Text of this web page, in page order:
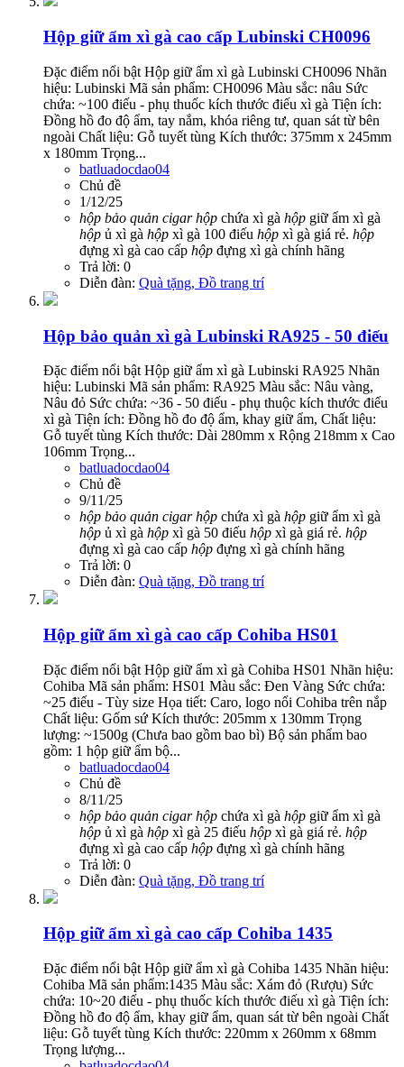
Hộp giữ ẩm xì gà cao cấp Lubinski CH0096
Đặc điểm nổi bật Hộp giữ ẩm xì gà Lubinski CH0096 Nhãn
hiệu: Lubinski Mã sản phẩm: CH0096 Màu sắc: nâu Sức
chứa: ~100 điếu - phụ thuốc kích thước điếu xì gà Tiện ích:
Đồng hồ đo độ ẩm, tay nắm, khóa riêng tư, quan sát từ bên
ngoài Chất liệu: Gỗ tuyết tùng Kích thước: 375mm x 245mm
x 180mm Trọng...
batluadocdao04
Chủ đề
1/12/25
hộp bảo quản cigar hộp chứa xì gà hộp giữ ẩm xì gà
hộp ủ xì gà hộp xì gà 100 điếu hộp xì gà giá rẻ. hộp
đựng xì gà cao cấp hộp đựng xì gà chính hãng
Trả lời: 0
Diễn đàn: Quà tặng, Đồ trang trí
Hộp bảo quản xì gà Lubinski RA925 - 50 điếu
Đặc điểm nổi bật Hộp giữ ẩm xì gà Lubinski RA925 Nhãn
hiệu: Lubinski Mã sản phẩm: RA925 Màu sắc: Nâu vàng,
Nâu đỏ Sức chứa: ~36 - 50 điếu - phụ thuộc kích thước điếu
xì gà Tiện ích: Đồng hồ đo độ ẩm, khay giữ ẩm, Chất liệu:
Gỗ tuyết tùng Kích thước: Dài 280mm x Rộng 218mm x Cao
106mm Trọng...
batluadocdao04
Chủ đề
9/11/25
hộp bảo quản cigar hộp chứa xì gà hộp giữ ẩm xì gà
hộp ủ xì gà hộp xì gà 50 điếu hộp xì gà giá rẻ. hộp
đựng xì gà cao cấp hộp đựng xì gà chính hãng
Trả lời: 0
Diễn đàn: Quà tặng, Đồ trang trí
Hộp giữ ẩm xì gà cao cấp Cohiba HS01
Đặc điểm nổi bật Hộp giữ ẩm xì gà Cohiba HS01 Nhãn hiệu:
Cohiba Mã sản phẩm: HS01 Màu sắc: Đen Vàng Sức chứa:
~25 điếu - Tùy size Họa tiết: Caro, logo nổi Cohiba trên nắp
Chất liệu: Gốm sứ Kích thước: 205mm x 130mm Trọng
lượng: ~1500g (Chưa bao gồm bao bì) Bộ sản phẩm bao
gồm: 1 hộp giữ ẩm bộ...
batluadocdao04
Chủ đề
8/11/25
hộp bảo quản cigar hộp chứa xì gà hộp giữ ẩm xì gà
hộp ủ xì gà hộp xì gà 25 điếu hộp xì gà giá rẻ. hộp
đựng xì gà cao cấp hộp đựng xì gà chính hãng
Trả lời: 0
Diễn đàn: Quà tặng, Đồ trang trí
Hộp giữ ẩm xì gà cao cấp Cohiba 1435
Đặc điểm nổi bật Hộp giữ ẩm xì gà Cohiba 1435 Nhãn hiệu:
Cohiba Mã sản phẩm:1435 Màu sắc: Xám đỏ (Rượu) Sức
chứa: 10~20 điếu - phụ thuốc kích thước điếu xì gà Tiện ích:
Đồng hồ đo độ ẩm, khay giữ ẩm, quan sát từ bên ngoài Chất
liệu: Gỗ tuyết tùng Kích thước: 220mm x 260mm x 68mm
Trọng lượng...